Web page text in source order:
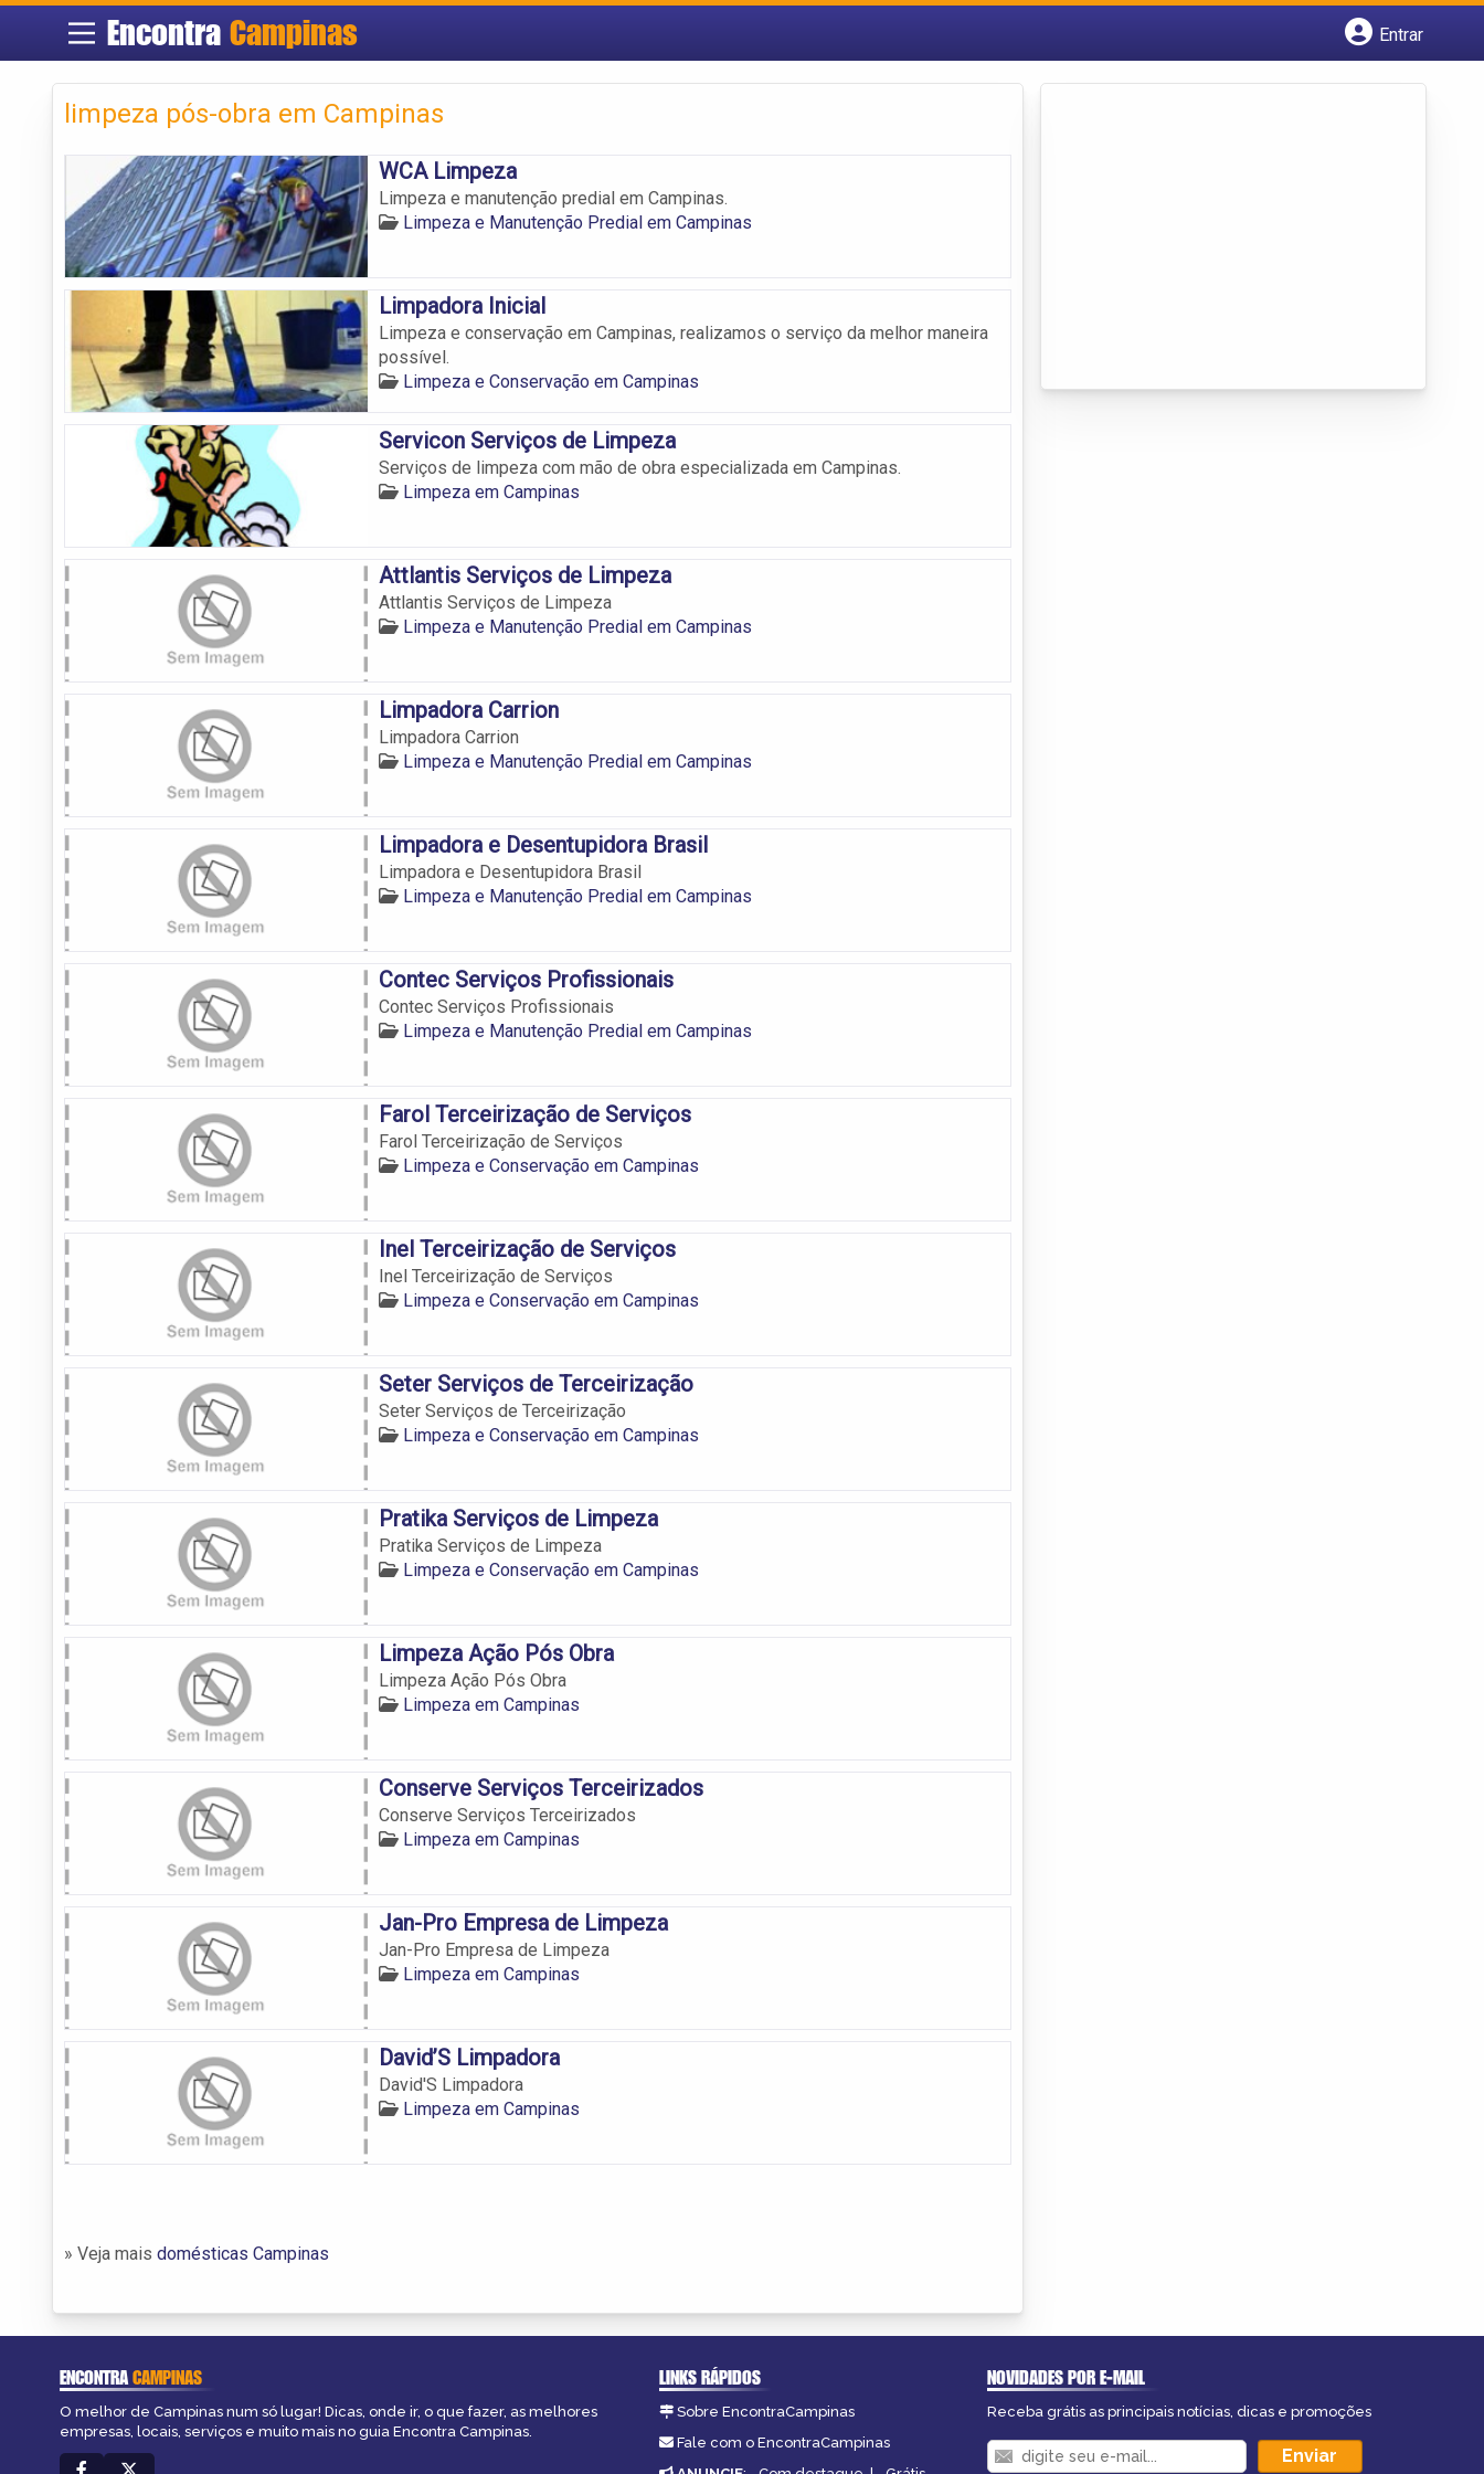
EncontraCampinas
Entrar
limpeza pós-obra em Campinas
WCA Limpeza
Limpeza e manutenção predial em Campinas.
Limpeza e Manutenção Predial em Campinas
Limpadora Inicial
Limpeza e conservação em Campinas, realizamos o serviço da melhor maneira
possível.
Limpeza e Conservação em Campinas
Servicon Serviços de Limpeza
Serviços de limpeza com mão de obra especializada em Campinas.
Limpeza em Campinas
Attlantis Serviços de Limpeza
Attlantis Serviços de Limpeza
Limpeza e Manutenção Predial em Campinas
Limpadora Carrion
Limpadora Carrion
Limpeza e Manutenção Predial em Campinas
Limpadora e Desentupidora Brasil
Limpadora e Desentupidora Brasil
Limpeza e Manutenção Predial em Campinas
Contec Serviços Profissionais
Contec Serviços Profissionais
Limpeza e Manutenção Predial em Campinas
Farol Terceirização de Serviços
Farol Terceirização de Serviços
Limpeza e Conservação em Campinas
Inel Terceirização de Serviços
Inel Terceirização de Serviços
Limpeza e Conservação em Campinas
Seter Serviços de Terceirização
Seter Serviços de Terceirização
Limpeza e Conservação em Campinas
Pratika Serviços de Limpeza
Pratika Serviços de Limpeza
Limpeza e Conservação em Campinas
Limpeza Ação Pós Obra
Limpeza Ação Pós Obra
Limpeza em Campinas
Conserve Serviços Terceirizados
Conserve Serviços Terceirizados
Limpeza em Campinas
Jan-Pro Empresa de Limpeza
Jan-Pro Empresa de Limpeza
Limpeza em Campinas
David’S Limpadora
David'S Limpadora
Limpeza em Campinas
» Veja mais domésticas Campinas
ENCONTRACAMPINAS
O melhor de Campinas num só lugar! Dicas, onde ir, o que fazer, as melhores
empresas, locais, serviços e muito mais no guia Encontra Campinas.
LINKS RÁPIDOS
Sobre EncontraCampinas
Fale com o EncontraCampinas
NOVIDADES POR E-MAIL
Receba grátis as principais notícias, dicas e promoções